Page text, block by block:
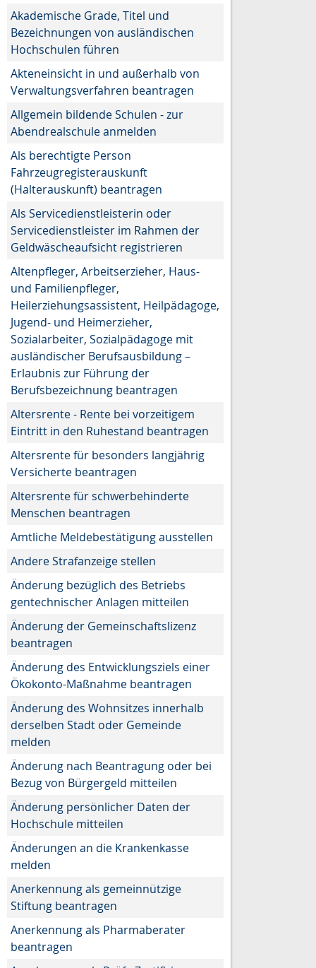
Akademische Grade, Titel und
Bezeichnungen von ausländischen
Hochschulen führen
Akteneinsicht in und außerhalb von
Verwaltungsverfahren beantragen
Allgemein bildende Schulen - zur
Abendrealschule anmelden
Als berechtigte Person
Fahrzeugregisterauskunft
(Halterauskunft) beantragen
Als Servicedienstleisterin oder
Servicedienstleister im Rahmen der
Geldwäscheaufsicht registrieren
Altenpfleger, Arbeitserzieher, Haus-
und Familienpfleger,
Heilerziehungsassistent, Heilpädagoge,
Jugend- und Heimerzieher,
Sozialarbeiter, Sozialpädagoge mit
ausländischer Berufsausbildung –
Erlaubnis zur Führung der
Berufsbezeichnung beantragen
Altersrente - Rente bei vorzeitigem
Eintritt in den Ruhestand beantragen
Altersrente für besonders langjährig
Versicherte beantragen
Altersrente für schwerbehinderte
Menschen beantragen
Amtliche Meldebestätigung ausstellen
Andere Strafanzeige stellen
Änderung bezüglich des Betriebs
gentechnischer Anlagen mitteilen
Änderung der Gemeinschaftslizenz
beantragen
Änderung des Entwicklungsziels einer
Ökokonto-Maßnahme beantragen
Änderung des Wohnsitzes innerhalb
derselben Stadt oder Gemeinde
melden
Änderung nach Beantragung oder bei
Bezug von Bürgergeld mitteilen
Änderung persönlicher Daten der
Hochschule mitteilen
Änderungen an die Krankenkasse
melden
Anerkennung als gemeinnützige
Stiftung beantragen
Anerkennung als Pharmaberater
beantragen